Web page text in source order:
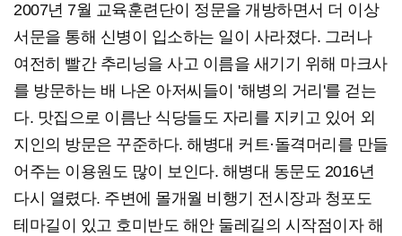
2007년 7월 교육훈련단이 정문을 개방하면서 더 이상
서문을 통해 신병이 입소하는 일이 사라졌다. 그러나
여전히 빨간 추리닝을 사고 이름을 새기기 위해 마크사
를 방문하는 배 나온 아저씨들이 '해병의 거리'를 걷는
다. 맛집으로 이름난 식당들도 자리를 지키고 있어 외
지인의 방문은 꾸준하다. 해병대 커트·돌격머리를 만들
어주는 이용원도 많이 보인다. 해병대 동문도 2016년
다시 열렸다. 주변에 몰개월 비행기 전시장과 청포도
테마길이 있고 호미반도 해안 둘레길의 시작점이자 해